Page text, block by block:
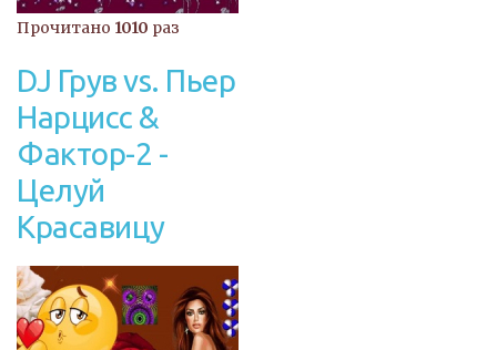
Прочитано 1010 раз
DJ Грув vs. Пьер
Нарцисс &
Фактор-2 -
Целуй
Красавицу